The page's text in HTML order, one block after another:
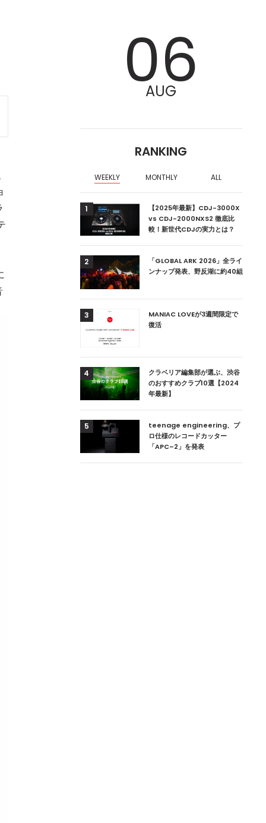
06
AUG
RANKING
WEEKLY MONTHLY ALL
集部が選ぶ、渋谷
1
【2025年最新】CDJ-3000X
vs CDJ-2000NXS2 徹底比
較！新世代CDJの実力とは？
2
「GLOBAL ARK 2026」全ライ
ンナップ発表、野反湖に約40組
3
MANIAC LOVEが3週間限定で
復活
4
クラベリア編集部が選ぶ、渋谷
のおすすめクラブ10選【2024
年最新】
5
teenage engineering、プ
ロ仕様のレコードカッター
「APC–2」を発表